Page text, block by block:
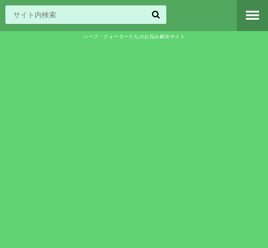
ハーフ・クォーターたちのお悩み解決サイト